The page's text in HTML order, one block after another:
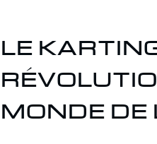
LE
MONDE DE